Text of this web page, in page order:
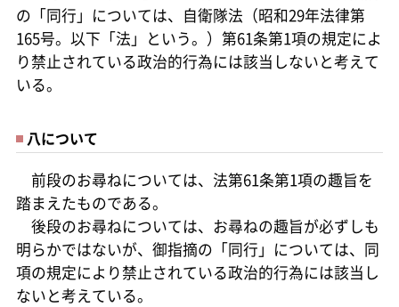
の「同行」については、自衛隊法（昭和29年法律第
165号。以下「法」という。）第61条第1項の規定によ
り禁止されている政治的行為には該当しないと考えて
いる。
八について
前段のお尋ねについては、法第61条第1項の趣旨を
踏まえたものである。
後段のお尋ねについては、お尋ねの趣旨が必ずしも
明らかではないが、御指摘の「同行」については、同
項の規定により禁止されている政治的行為には該当し
ないと考えている。